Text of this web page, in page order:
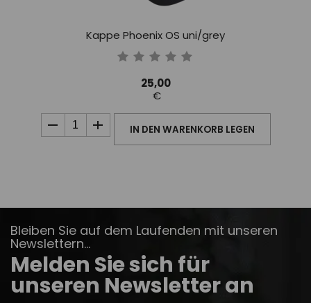
Kappe Phoenix OS uni/grey
25,00
€
IN DEN WARENKORB LEGEN
Bleiben Sie auf dem Laufenden mit unseren
Newslettern...
Melden Sie sich für
unseren Newsletter an